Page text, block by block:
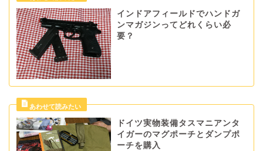
インドアフィールドでハンドガ
ンマガジンってどれくらい必
要？
ドイツ実物装備タスマニアンタ
イガーのマグポーチとダンプポ
ーチを購入